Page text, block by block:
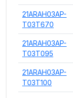
21ARAH03AP-
T03T670
21ARAH03AP-
T03T095
21ARAH03AP-
T03T100